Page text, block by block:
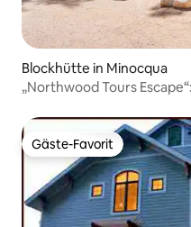
Blockhütte in Minocqua
„Northwood Tours
Gäste-Favorit
Gäste-Favorit